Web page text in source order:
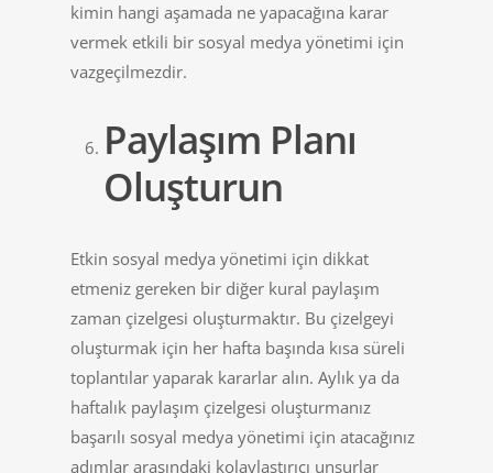
kimin hangi aşamada ne yapacağına karar
vermek etkili bir sosyal medya yönetimi için
vazgeçilmezdir.
Paylaşım Planı
Oluşturun
Etkin sosyal medya yönetimi için dikkat
etmeniz gereken bir diğer kural paylaşım
zaman çizelgesi oluşturmaktır. Bu çizelgeyi
oluşturmak için her hafta başında kısa süreli
toplantılar yaparak kararlar alın. Aylık ya da
haftalık paylaşım çizelgesi oluşturmanız
başarılı sosyal medya yönetimi için atacağınız
adımlar arasındaki kolaylaştırıcı unsurlar